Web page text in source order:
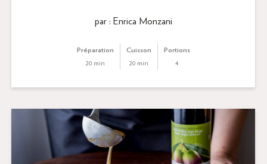
par : Enrica Monzani
Préparation
20 min
Cuisson
20 min
Portions
4